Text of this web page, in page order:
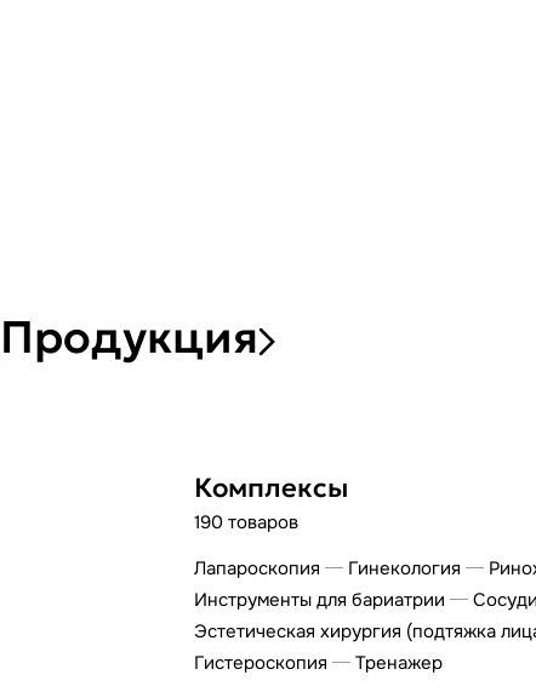
Продукция
Комплексы
190 товаров
Лапароскопия
Гинекология
Инструменты для бариатрии
Эстетическая хирургия (подтяжка
Гистероскопия
Тренажер